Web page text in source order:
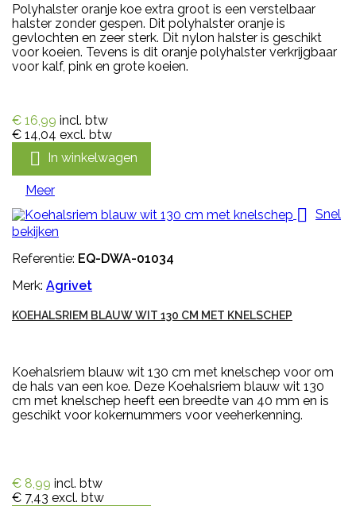
Polyhalster oranje koe extra groot is een verstelbaar
halster zonder gespen. Dit polyhalster oranje is
gevlochten en zeer sterk. Dit nylon halster is geschikt
voor koeien. Tevens is dit oranje polyhalster verkrijgbaar
voor kalf, pink en grote koeien.
€ 16,99 incl. btw
€ 14,04 excl. btw
 In winkelwagen
Meer
 Snel
bekijken
Referentie: EQ-DWA-01034
Merk: Agrivet
KOEHALSRIEM BLAUW WIT 130 CM MET KNELSCHEP
Koehalsriem blauw wit 130 cm met knelschep voor om
de hals van een koe. Deze Koehalsriem blauw wit 130
cm met knelschep heeft een breedte van 40 mm en is
geschikt voor kokernummers voor veeherkenning.
€ 8,99 incl. btw
€ 7,43 excl. btw